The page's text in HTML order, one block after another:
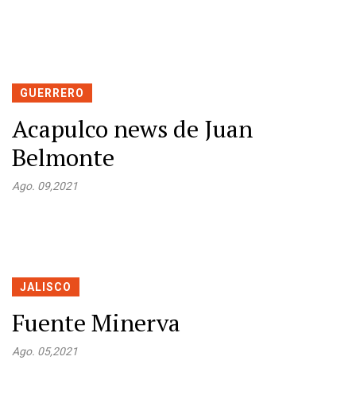
GUERRERO
Acapulco news de Juan
Belmonte
Ago. 09,2021
JALISCO
Fuente Minerva
Ago. 05,2021